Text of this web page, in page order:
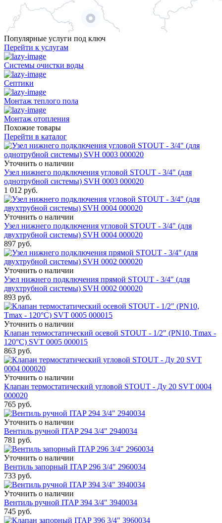
Популярные услуги под ключ
Перейти к услугам
Системы очистки воды
Септики
Монтаж теплого пола
Монтаж отопления
Похожие товары
Перейти в каталог
Уточнить о наличии
Узел нижнего подключения угловой STOUT - 3/4" (для
однотрубной системы) SVH 0003 000020
1 012 руб.
Уточнить о наличии
Узел нижнего подключения угловой STOUT - 3/4" (для
двухтрубной системы) SVH 0004 000020
897 руб.
Уточнить о наличии
Узел нижнего подключения прямой STOUT - 3/4" (для
двухтрубной системы) SVH 0002 000020
893 руб.
Уточнить о наличии
Клапан термостатический осевой STOUT - 1/2" (PN10, Tmax -
120°С) SVT 0005 000015
863 руб.
Уточнить о наличии
Клапан термостатический угловой STOUT - Ду 20 SVT 0004
000020
765 руб.
Уточнить о наличии
Вентиль ручной ITAP 294 3/4" 2940034
781 руб.
Уточнить о наличии
Вентиль запорный ITAP 296 3/4" 2960034
733 руб.
Уточнить о наличии
Вентиль ручной ITAP 394 3/4" 3940034
745 руб.